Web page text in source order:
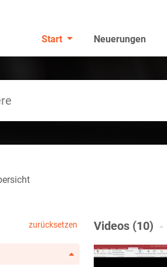
Start Neuerungen
zurücksetzen Videos (10)